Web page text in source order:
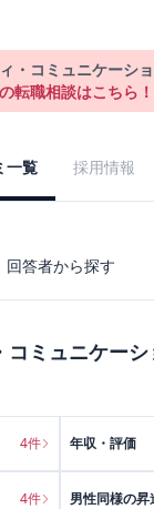
・コミュニケーシ
転職相談はこちら！
一覧 採用情報
回答者から探す
コミュニケー
4件 年収・評価
4件 男性同様の